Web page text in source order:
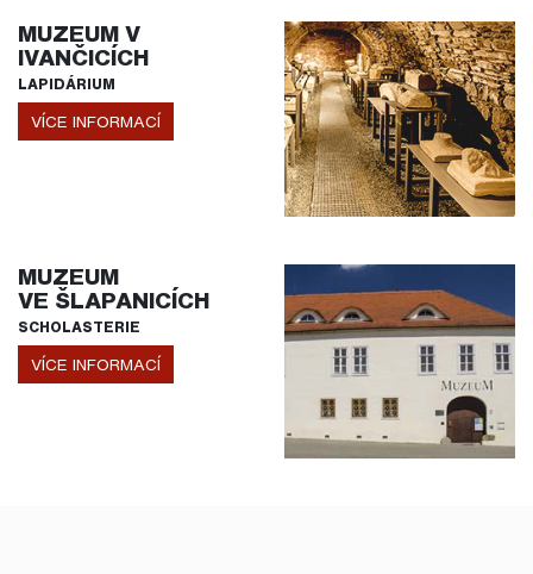
MUZEUM V
IVANČICÍCH
LAPIDÁRIUM
VÍCE INFORMACÍ
MUZEUM
VE ŠLAPANICÍCH
SCHOLASTERIE
VÍCE INFORMACÍ